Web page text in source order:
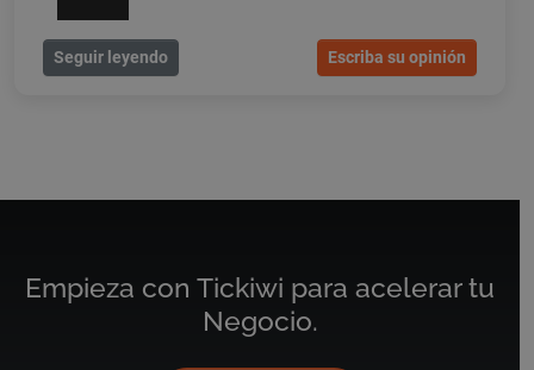
Seguir leyendo Escriba su opinión
Empieza con Tickiwi para acelerar tu
Negocio.